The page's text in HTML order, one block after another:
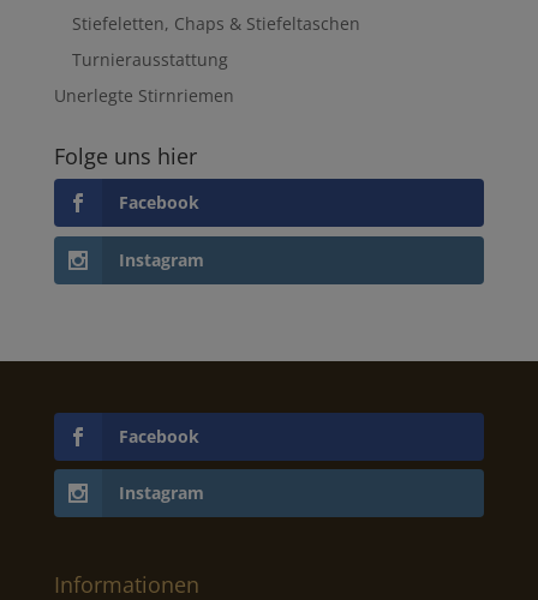
Stiefeletten, Chaps & Stiefeltaschen
Turnierausstattung
Unerlegte Stirnriemen
Folge uns hier
Facebook
Instagram
Facebook
Instagram
Informationen